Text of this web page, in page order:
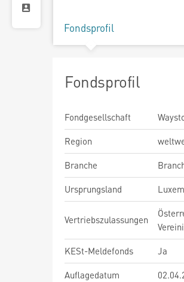
Fondsprofil
Fondsprofil
Fondgesellschaft
Region
Branche
Ursprungsland
Vertriebszulassungen
KESt-Meldefonds
Ja
Auflagedatum